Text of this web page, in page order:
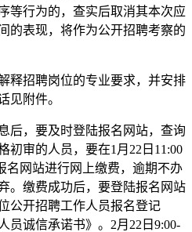
等行为的，查实后取消其本次应
的表现，将作为公开招聘考察的
释招聘岗位的专业要求，并安排
见附件。
后，要及时登陆报名网站，查询
初审的人员，要在1月22日11:00
名网站进行网上缴费，逾期不办
。缴费成功后，要登陆报名网站
公开招聘工作人员报名登记
员诚信承诺书》。2月22日9:00-